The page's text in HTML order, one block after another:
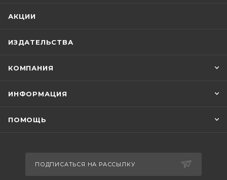
АКЦИИ
ИЗДАТЕЛЬСТВА
КОМПАНИЯ
ИНФОРМАЦИЯ
ПОМОЩЬ
ПОДПИСАТЬСЯ НА РАССЫЛКУ